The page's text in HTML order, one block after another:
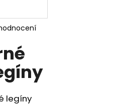
legíny